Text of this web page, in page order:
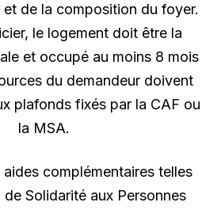
de la composition du foyer.
le logement doit être la
et occupé au moins 8 mois
du demandeur doivent
plafonds fixés par la CAF ou
la MSA.
aides complémentaires telles
de Solidarité aux Personnes